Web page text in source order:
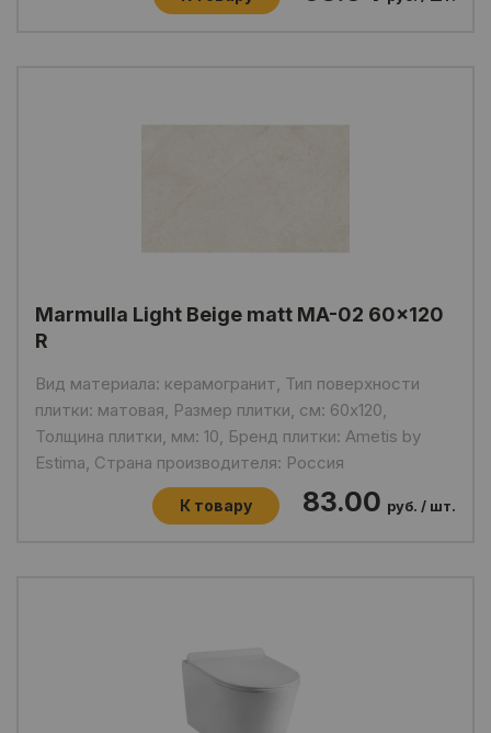
Marmulla Light Beige matt MA-02 60x120
R
Вид материала: керамогранит, Тип поверхности
плитки: матовая, Размер плитки, см: 60x120,
Толщина плитки, мм: 10, Бренд плитки: Ametis by
Estima, Страна производителя: Россия
К товару 83.00 руб. / шт.